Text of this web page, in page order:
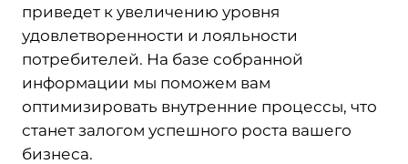
приведет к увеличению уровня
удовлетворенности и лояльности
потребителей. На базе собранной
информации мы поможем вам
оптимизировать внутренние процессы, что
станет залогом успешного роста вашего
бизнеса.